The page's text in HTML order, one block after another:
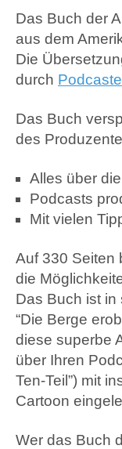
Das Buch der
aus dem
Die
durch
Das Buch
des
Alles über
Podcasts
Mit vielen
Auf 330 Seiten
die
Das Buch ist in
“Die Berge
diese superbe
über Ihren
Ten-Teil”) mit
Cartoon
Wer das Buch